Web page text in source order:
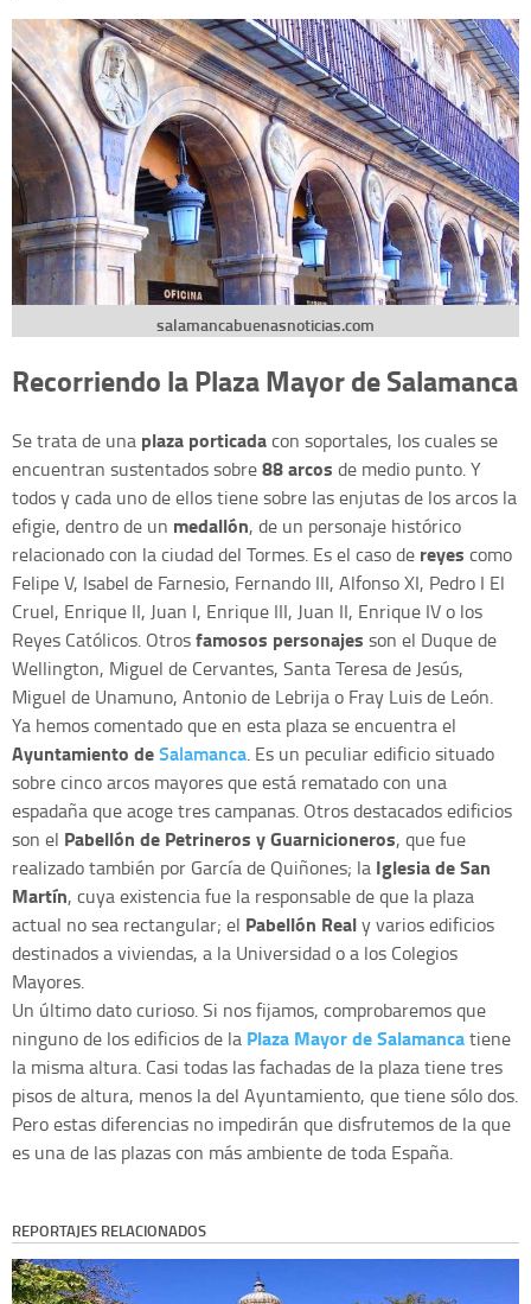
salamancabuenasnoticias.com
Recorriendo la Plaza Mayor de Salamanca
Se trata de una plaza porticadacon soportales, los cuales se
encuentran sustentados sobre88 arcos de medio punto. Y
todos y cada uno de ellos tiene sobre las enjutas de los arcos la
efigie, dentro de un medallón, de un personaje histórico
relacionado con la ciudad del Tormes. Es el caso de reyes como
Felipe V, Isabel de Farnesio, Fernando III, Alfonso XI, Pedro I El
Cruel, Enrique II, Juan I, Enrique III, Juan II, Enrique IV o los
Reyes Católicos. Otrosfamosos personajes son el Duque de
Wellington, Miguel de Cervantes, Santa Teresa de Jesús,
Miguel de Unamuno, Antonio de Lebrija o Fray Luis de León.
Ya hemos comentado que en esta plaza se encuentra el
Ayuntamiento deSalamanca. Es un peculiar edificio situado
sobre cinco arcos mayores que está rematado con una
espadaña que acoge tres campanas. Otros destacados edificios
son el Pabellón de Petrineros y Guarnicioneros, que fue
realizado también por García de Quiñones; la Iglesia de San
Martín, cuya existencia fue la responsable de que la plaza
actual no sea rectangular; el Pabellón Realy varios edificios
destinados a viviendas, a la Universidad o a los Colegios
Mayores.
Un último dato curioso. Si nos fijamos, comprobaremos que
ninguno de los edificios de la Plaza Mayor de Salamancatiene
la misma altura. Casi todas las fachadas de la plaza tiene tres
pisos de altura, menos la del Ayuntamiento, que tiene sólo dos.
Pero estas diferencias no impedirán que disfrutemos de la que
es una de las plazas con más ambiente de toda España.
REPORTAJES RELACIONADOS